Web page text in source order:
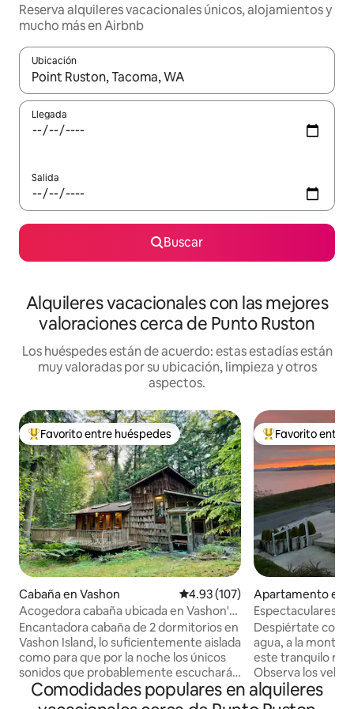
Reserva alquileres vacacionales únicos, alojamientos y
mucho más en Airbnb
Ubicación
Cuando los resultados estén disponibles, navega con las
Llegada
Salida
Buscar
Alquileres vacacionales con las mejores
valoraciones cerca de Punto Ruston
Los huéspedes están de acuerdo: estas estadías están
muy valoradas por su ubicación, limpieza y otros
aspectos.
Favorito entre huéspedes preferido
Favorito entre huéspedes
Cabaña en Vashon Calificación promedio: 4.93 de
4.93 (107)
Acogedora cabaña ubicada en Vashon's
Huckleberry Woods
Encantadora cabaña de 2 dormitorios en
Vashon Island, lo suficientemente aislada
como para que por la noche los únicos
sonidos que probablemente escucharás
sean los gritos ocasionales de los búhos
residentes, pero a menos de 15 minutos
Favorito entre
Favorito entre
Apartamento en
Espectaculares
montaña
Despiértate con
agua, a la
este tranquilo
Observa los
trenes pasar
interior o exterior. Ubicado en
Comodidades populares en alquileres